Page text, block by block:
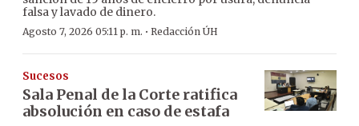
falsa y lavado de dinero.
Agosto 7, 2026 05:11 p. m. · Redacción ÚH
Sucesos
Sala Penal de la Corte ratifica
absolución en caso de estafa